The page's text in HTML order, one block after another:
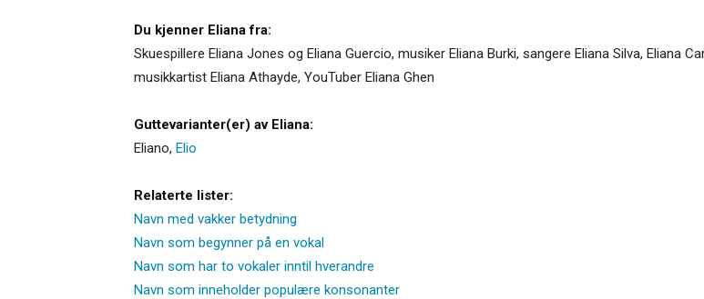
Du kjenner Eliana fra:
Skuespillere Eliana Jones og Eliana Guercio, musiker Eliana Burki, sangere Eliana Silva, Eliana
musikkartist Eliana Athayde, YouTuber Eliana Ghen
Guttevarianter(er) av Eliana:
Eliano, Elio
Relaterte lister:
Navn med vakker betydning
Navn som begynner på en vokal
Navn som har to vokaler inntil hverandre
Navn som inneholder populære konsonanter